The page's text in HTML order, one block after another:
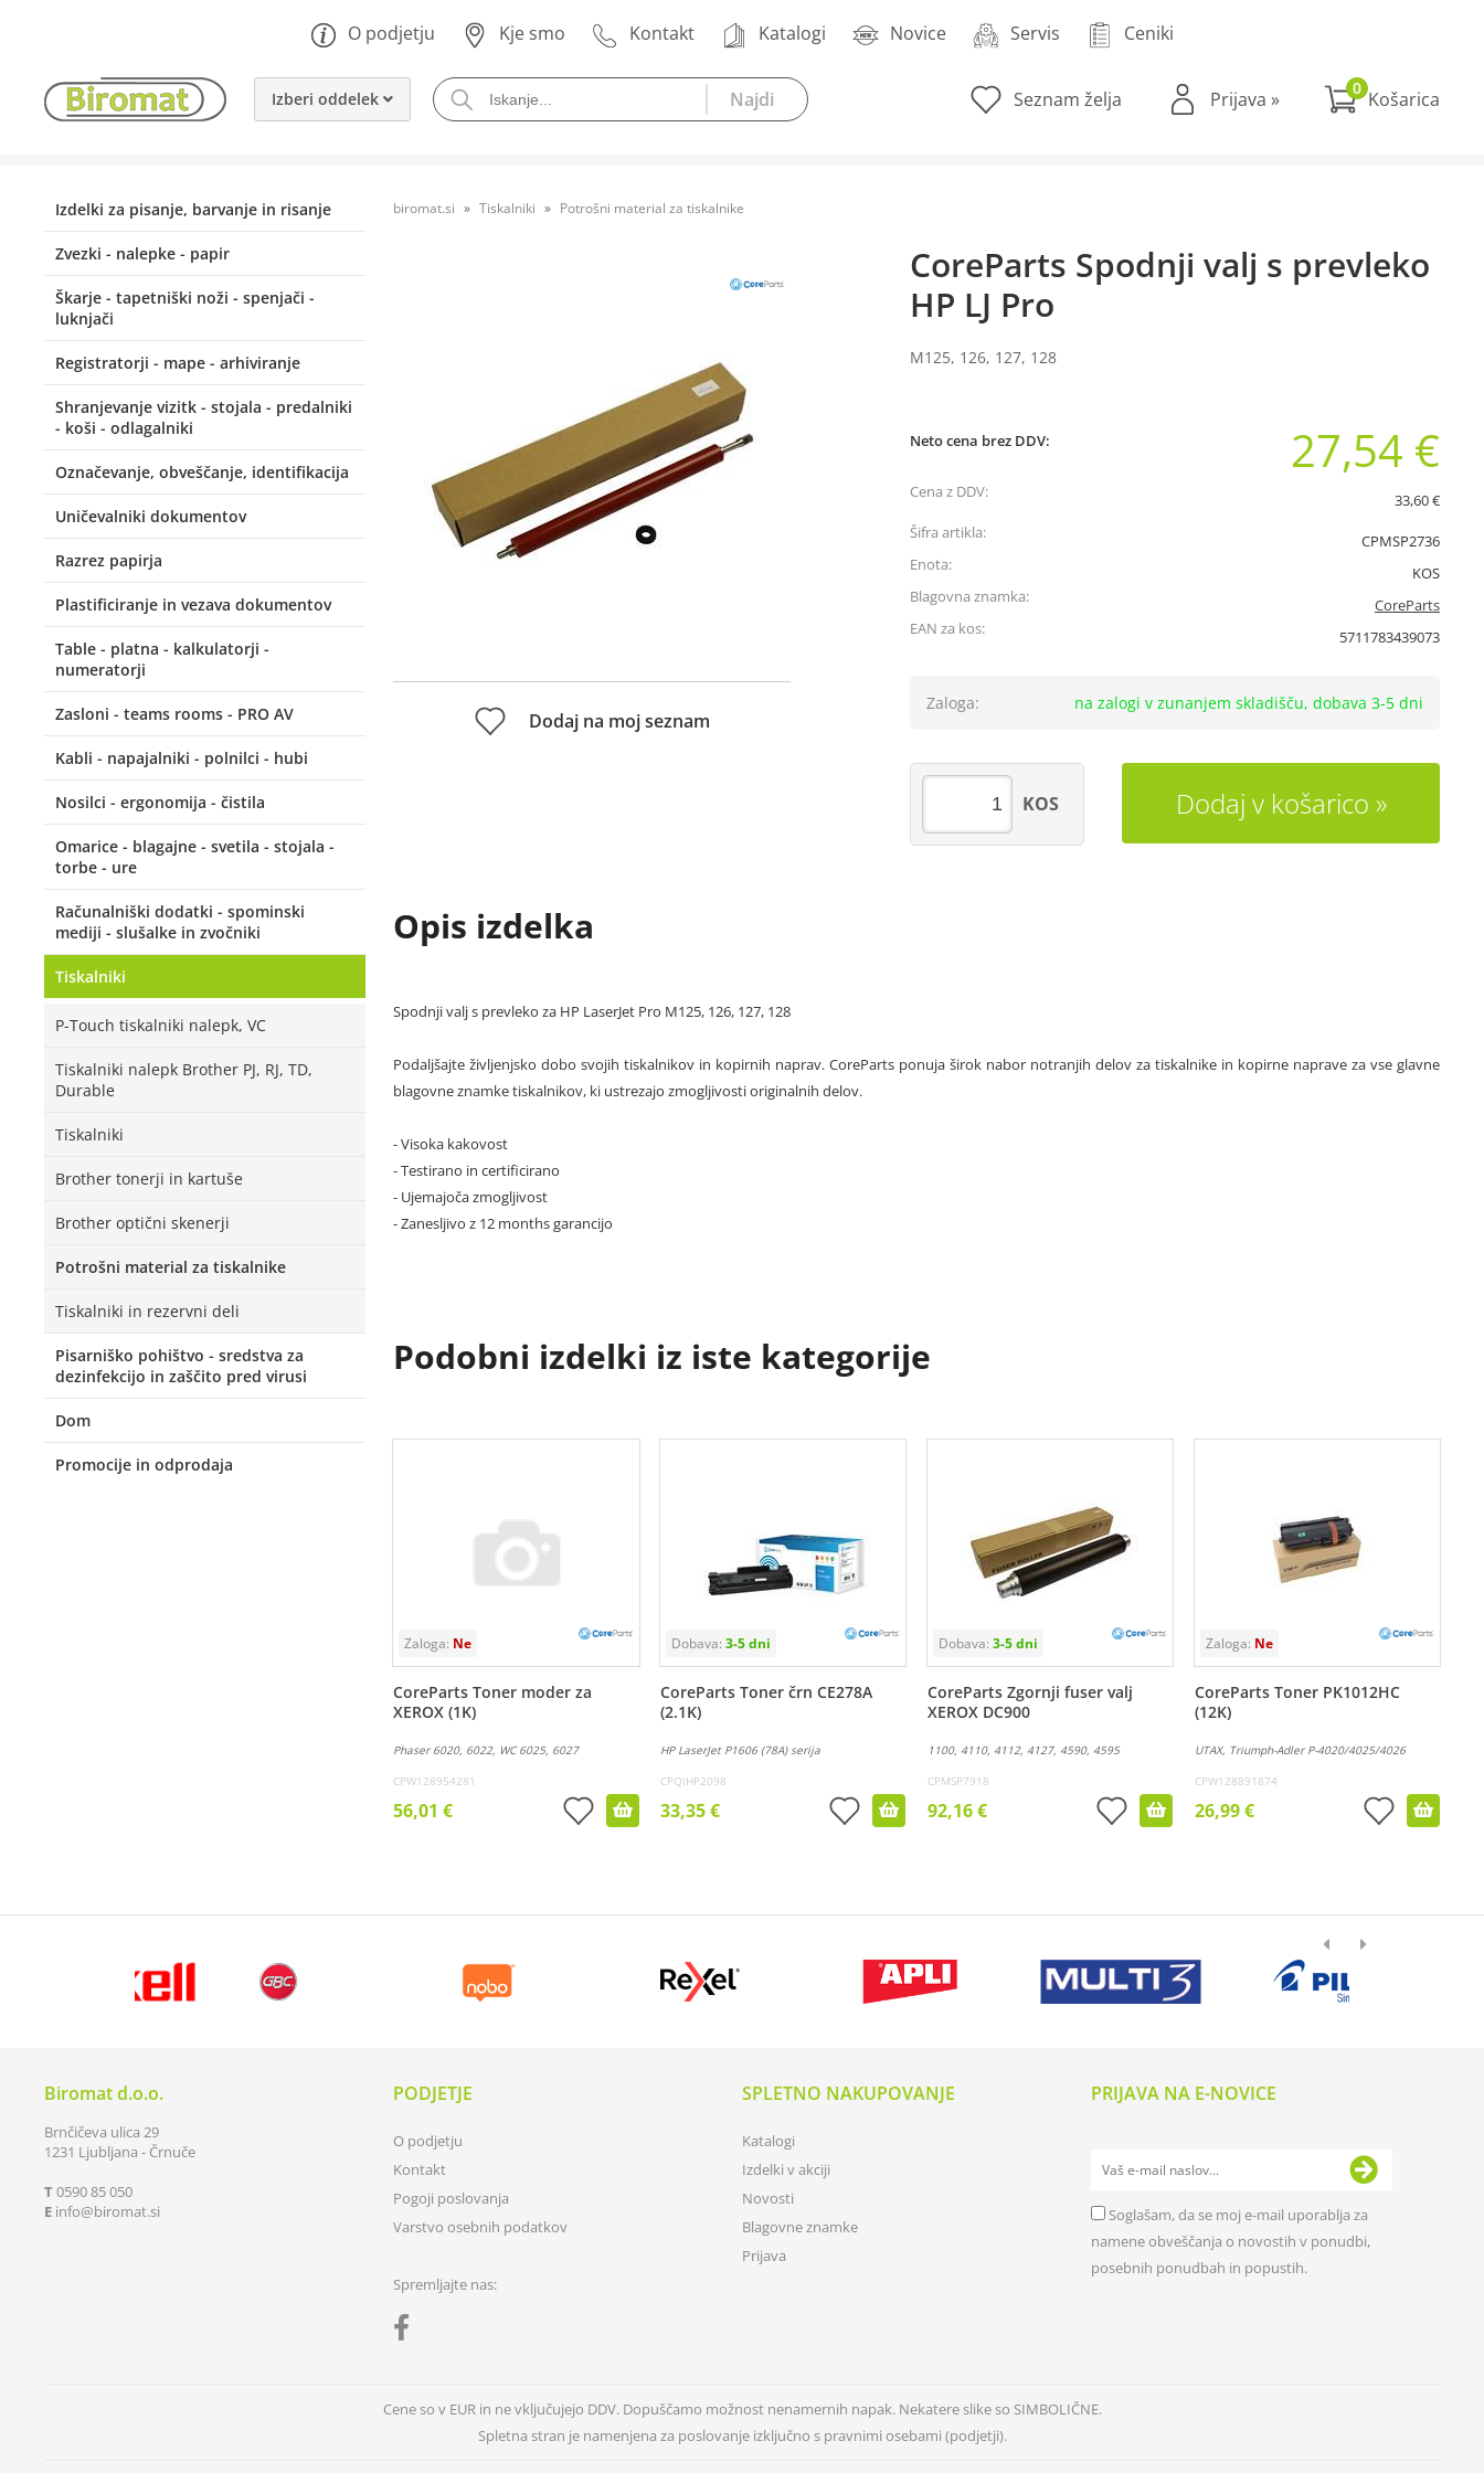
O podjetju Kje smo Kontakt Katalogi Novice Servis Ceniki
Izberi oddelek Seznam želja Prijava » 0
Izdelki za pisanje, barvanje in risanje
Zvezki - nalepke - papir
Škarje - tapetniški noži - spenjači -
luknjači
Registratorji - mape - arhiviranje
Shranjevanje vizitk - stojala - predalniki
- koši - odlagalniki
Označevanje, obveščanje, identifikacija
Uničevalniki dokumentov
Razrez papirja
Plastificiranje in vezava dokumentov
Table - platna - kalkulatorji -
numeratorji
Zasloni - teams rooms - PRO AV
Kabli - napajalniki - polnilci - hubi
Nosilci - ergonomija - čistila
Omarice - blagajne - svetila - stojala -
torbe - ure
Računalniški dodatki - spominski
mediji - slušalke in zvočniki
Tiskalniki
P-Touch tiskalniki nalepk, VC
Tiskalniki nalepk Brother PJ, RJ, TD,
Durable
Tiskalniki
Brother tonerji in kartuše
Brother optični skenerji
Potrošni material za tiskalnike
Tiskalniki in rezervni deli
Pisarniško pohištvo - sredstva za
dezinfekcijo in zaščito pred virusi
Dom
Promocije in odprodaja
biromat.si Tiskalniki Potrošni material za tiskalnike
CoreParts Spodnji valj s prevleko
HP LJ Pro
M125, 126, 127, 128
Dodaj na moj seznam
Neto cena brez DDV: 27,54 €
Cena z DDV:
33,60 €
Šifra artikla:
CPMSP2736
Enota:
KOS
Blagovna znamka:
CoreParts
EAN za kos:
5711783439073
Zaloga: na zalogi v zunanjem skladišču, dobava 3-5 dni
Dodaj v košarico
KOS
Opis izdelka
Spodnji valj s prevleko za HP LaserJet Pro M125, 126, 127, 128
Podaljšajte življenjsko dobo svojih tiskalnikov in kopirnih naprav. CoreParts ponuja širok nabor notranjih delov za tiskalnike in kopirne naprave za vse glavne
blagovne znamke tiskalnikov, ki ustrezajo zmogljivosti originalnih delov.
- Visoka kakovost
- Testirano in certificirano
- Ujemajoča zmogljivost
- Zanesljivo z 12 months garancijo
Podobni izdelki iz iste kategorije
CoreParts Toner moder za
XEROX (1K)
Phaser 6020, 6022, WC 6025, 6027
CPW128954281
56,01 €
CoreParts Toner črn CE278A
(2.1K)
HP LaserJet P1606 (78A) serija
CPQIHP2098
33,35 €
CoreParts Zgornji fuser valj
XEROX DC900
1100, 4110, 4112, 4127, 4590, 4595
CPMSP7918
92,16 €
CoreParts Toner PK1012HC
(12K)
UTAX, Triumph-Adler P-4020/4025/4026
CPW128891874
26,99 €
Biromat d.o.o.
Brnčičeva ulica 29
1231 Ljubljana - Črnuče
T0590 85 050
E info biromat.si
PODJETJE
O podjetju
Kontakt
Pogoji poslovanja
Varstvo osebnih podatkov
Spremljajte nas:
SPLETNO NAKUPOVANJE
Katalogi
Izdelki v akciji
Novosti
Blagovne znamke
Prijava
PRIJAVA NA E-NOVICE
Soglašam, da se moj e-mail uporablja za
namene obveščanja o novostih v ponudbi,
posebnih ponudbah in popustih.
Cene so v EUR in ne vključujejo DDV. Dopuščamo možnost nenamernih napak. Nekatere slike so SIMBOLIČNE.
Spletna stran je namenjena za poslovanje izključno s pravnimi osebami (podjetji).